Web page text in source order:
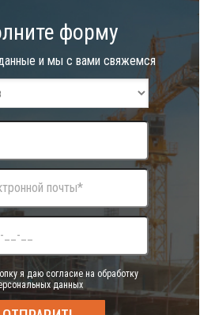
форму
и мы с вами свяжемся
я даю согласие на обработку
данных